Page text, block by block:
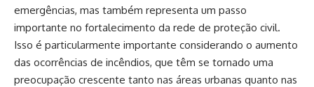
emergências, mas também representa um passo
importante no fortalecimento da rede de proteção civil.
Isso é particularmente importante considerando o aumento
das ocorrências de incêndios, que têm se tornado uma
preocupação crescente tanto nas áreas urbanas quanto nas